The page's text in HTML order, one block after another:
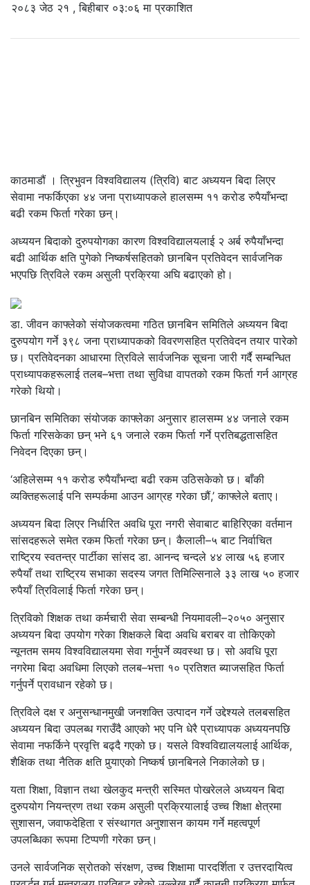
२०८३ जेठ २१ , बिहीबार ०३:०६ मा प्रकाशित
काठमाडौं । त्रिभुवन विश्वविद्यालय (त्रिवि) बाट अध्ययन बिदा लिएर
सेवामा नफर्किएका ४४ जना प्राध्यापकले हालसम्म ११ करोड रुपैयाँभन्दा
बढी रकम फिर्ता गरेका छन्।
अध्ययन बिदाको दुरुपयोगका कारण विश्वविद्यालयलाई २ अर्ब रुपैयाँभन्दा
बढी आर्थिक क्षति पुगेको निष्कर्षसहितको छानबिन प्रतिवेदन सार्वजनिक
भएपछि त्रिविले रकम असुली प्रक्रिया अघि बढाएको हो।
डा. जीवन काफ्लेको संयोजकत्वमा गठित छानबिन समितिले अध्ययन बिदा
दुरुपयोग गर्ने ३९८ जना प्राध्यापकको विवरणसहित प्रतिवेदन तयार पारेको
छ। प्रतिवेदनका आधारमा त्रिविले सार्वजनिक सूचना जारी गर्दै सम्बन्धित
प्राध्यापकहरूलाई तलब–भत्ता तथा सुविधा वापतको रकम फिर्ता गर्न आग्रह
गरेको थियो।
छानबिन समितिका संयोजक काफ्लेका अनुसार हालसम्म ४४ जनाले रकम
फिर्ता गरिसकेका छन् भने ६१ जनाले रकम फिर्ता गर्ने प्रतिबद्धतासहित
निवेदन दिएका छन्।
‘अहिलेसम्म ११ करोड रुपैयाँभन्दा बढी रकम उठिसकेको छ। बाँकी
व्यक्तिहरूलाई पनि सम्पर्कमा आउन आग्रह गरेका छौं,’ काफ्लेले बताए।
अध्ययन बिदा लिएर निर्धारित अवधि पूरा नगरी सेवाबाट बाहिरिएका वर्तमान
सांसदहरूले समेत रकम फिर्ता गरेका छन्। कैलाली–५ बाट निर्वाचित
राष्ट्रिय स्वतन्त्र पार्टीका सांसद डा. आनन्द चन्दले ४४ लाख ५६ हजार
रुपैयाँ तथा राष्ट्रिय सभाका सदस्य जगत तिमिल्सिनाले ३३ लाख ५० हजार
रुपैयाँ त्रिविलाई फिर्ता गरेका छन्।
त्रिविको शिक्षक तथा कर्मचारी सेवा सम्बन्धी नियमावली–२०५० अनुसार
अध्ययन बिदा उपयोग गरेका शिक्षकले बिदा अवधि बराबर वा तोकिएको
न्यूनतम समय विश्वविद्यालयमा सेवा गर्नुपर्ने व्यवस्था छ। सो अवधि पूरा
नगरेमा बिदा अवधिमा लिएको तलब–भत्ता १० प्रतिशत ब्याजसहित फिर्ता
गर्नुपर्ने प्रावधान रहेको छ।
त्रिविले दक्ष र अनुसन्धानमुखी जनशक्ति उत्पादन गर्ने उद्देश्यले तलबसहित
अध्ययन बिदा उपलब्ध गराउँदै आएको भए पनि धेरै प्राध्यापक अध्ययनपछि
सेवामा नफर्किने प्रवृत्ति बढ्दै गएको छ। यसले विश्वविद्यालयलाई आर्थिक,
शैक्षिक तथा नैतिक क्षति पुर्‍याएको निष्कर्ष छानबिनले निकालेको छ।
यता शिक्षा, विज्ञान तथा खेलकुद मन्त्री सस्मित पोखरेलले अध्ययन बिदा
दुरुपयोग नियन्त्रण तथा रकम असुली प्रक्रियालाई उच्च शिक्षा क्षेत्रमा
सुशासन, जवाफदेहिता र संस्थागत अनुशासन कायम गर्ने महत्वपूर्ण
उपलब्धिका रूपमा टिप्पणी गरेका छन्।
उनले सार्वजनिक स्रोतको संरक्षण, उच्च शिक्षामा पारदर्शिता र उत्तरदायित्व